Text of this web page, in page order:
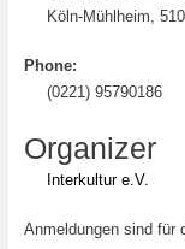
Köln-Mühlheim
Phone:
(0221) 95790186
Organizer
Interkultur e.V.
Anmeldungen sind für